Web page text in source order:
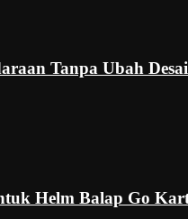
Tanpa Ubah
Helm Balap Go